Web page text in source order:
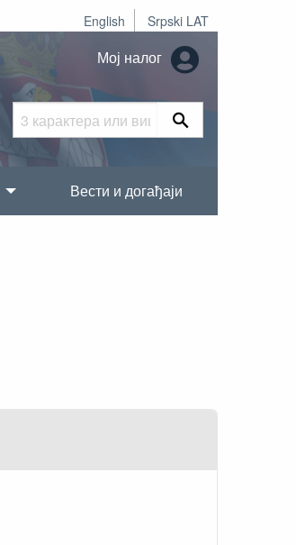
English Srpski LAT
Мој налог
Вести и догађаји